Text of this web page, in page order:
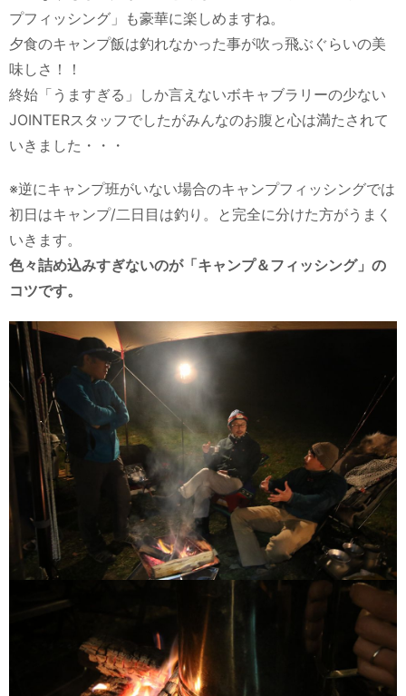
プフィッシング」も豪華に楽しめますね。
夕食のキャンプ飯は釣れなかった事が吹っ飛ぶぐらいの美
味しさ！！
終始「うますぎる」しか言えないボキャブラリーの少ない
JOINTERスタッフでしたがみんなのお腹と心は満たされて
いきました・・・
※逆にキャンプ班がいない場合のキャンプフィッシングでは
初日はキャンプ/二日目は釣り。と完全に分けた方がうまく
いきます。
色々詰め込みすぎないのが「キャンプ＆フィッシング」の
コツです。